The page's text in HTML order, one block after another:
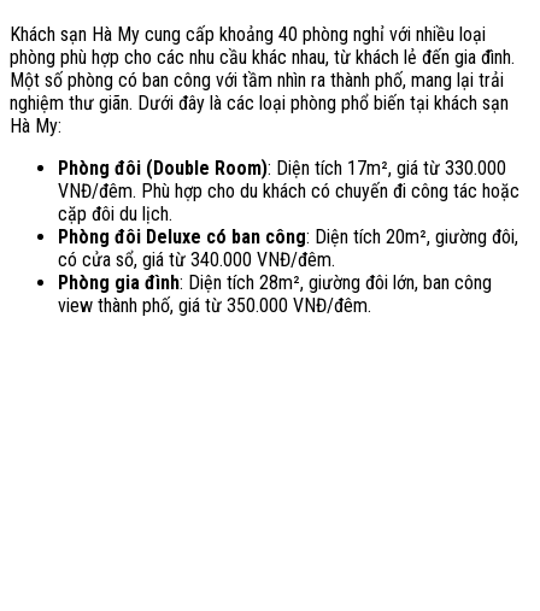
Khách sạn Hà My cung cấp khoảng 40 phòng nghỉ với nhiều loại
phòng phù hợp cho các nhu cầu khác nhau, từ khách lẻ đến gia đình.
Một số phòng có ban công với tầm nhìn ra thành phố, mang lại trải
nghiệm thư giãn. Dưới đây là các loại phòng phổ biến tại khách sạn
Hà My:
Phòng đôi (Double Room): Diện tích 17m², giá từ 330.000
VNĐ/đêm. Phù hợp cho du khách có chuyến đi công tác hoặc
cặp đôi du lịch.
Phòng đôi Deluxe có ban công: Diện tích 20m², giường đôi,
có cửa sổ, giá từ 340.000 VNĐ/đêm.
Phòng gia đình: Diện tích 28m², giường đôi lớn, ban công
view thành phố, giá từ 350.000 VNĐ/đêm.